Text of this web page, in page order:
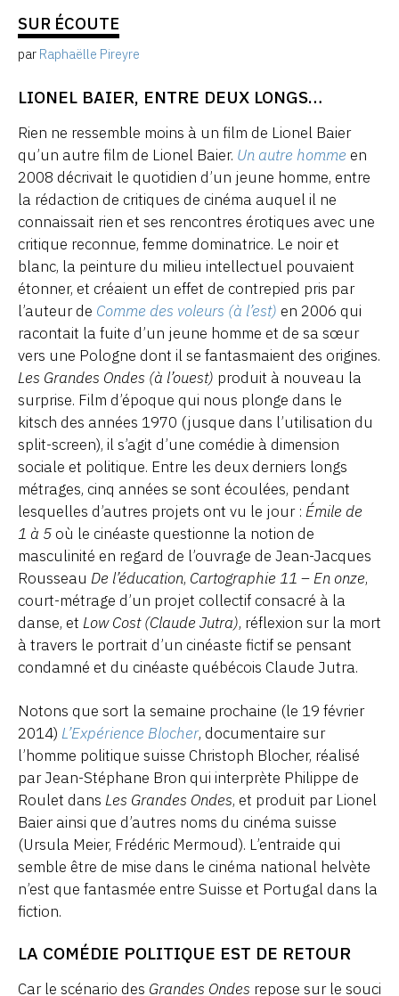
SUR ÉCOUTE
par Raphaëlle Pireyre
LIONEL BAIER, ENTRE DEUX LONGS…
Rien ne ressemble moins à un film de Lionel Baier
qu’un autre film de Lionel Baier. Un autre homme en
2008 décrivait le quotidien d’un jeune homme, entre
la rédaction de critiques de cinéma auquel il ne
connaissait rien et ses rencontres érotiques avec une
critique reconnue, femme dominatrice. Le noir et
blanc, la peinture du milieu intellectuel pouvaient
étonner, et créaient un effet de contrepied pris par
l’auteur de Comme des voleurs (à l’est) en 2006 qui
racontait la fuite d’un jeune homme et de sa sœur
vers une Pologne dont il se fantasmaient des origines.
Les Grandes Ondes (à l’ouest) produit à nouveau la
surprise. Film d’époque qui nous plonge dans le
kitsch des années 1970 (jusque dans l’utilisation du
split-screen), il s’agit d’une comédie à dimension
sociale et politique. Entre les deux derniers longs
métrages, cinq années se sont écoulées, pendant
lesquelles d’autres projets ont vu le jour : Émile de
1 à 5 où le cinéaste questionne la notion de
masculinité en regard de l’ouvrage de Jean-Jacques
Rousseau De l’éducation, Cartographie 11 – En onze,
court-métrage d’un projet collectif consacré à la
danse, et Low Cost (Claude Jutra), réflexion sur la mort
à travers le portrait d’un cinéaste fictif se pensant
condamné et du cinéaste québécois Claude Jutra.
Notons que sort la semaine prochaine (le 19 février
2014) L’Expérience Blocher, documentaire sur
l’homme politique suisse Christoph Blocher, réalisé
par Jean-Stéphane Bron qui interprète Philippe de
Roulet dans Les Grandes Ondes, et produit par Lionel
Baier ainsi que d’autres noms du cinéma suisse
(Ursula Meier, Frédéric Mermoud). L’entraide qui
semble être de mise dans le cinéma national helvète
n’est que fantasmée entre Suisse et Portugal dans la
fiction.
LA COMÉDIE POLITIQUE EST DE RETOUR
Car le scénario des Grandes Ondes repose sur le souci